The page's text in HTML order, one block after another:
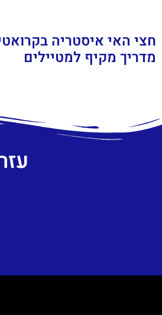
חצי האי איסטריה
מדריך מקיף למטיילים